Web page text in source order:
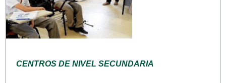
CENTROS DE NIVEL SECUNDARIA